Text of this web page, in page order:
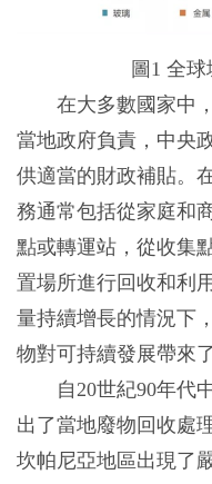
圖1 全
在大多數國家中，
當地政府負責，中央
供適當的財政補貼。
務通常包括從家庭和
點或轉運站，從收集
置場所進行回收和利
量持續增長的情況下
物對可持續發展帶來
自20世紀90年代中
出了當地廢物回收處
坎帕尼亞地區出現了